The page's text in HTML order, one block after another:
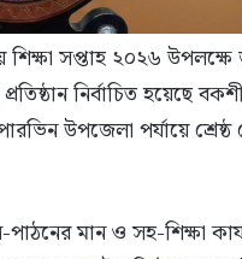
শিক্ষা সপ্তাহ ২০২৬
প্রতিষ্ঠান নির্বাচিত
উপজেলা পর্যায়ে শ্রেষ্ঠ
পাঠনের মান ও সহ-শিক্ষা